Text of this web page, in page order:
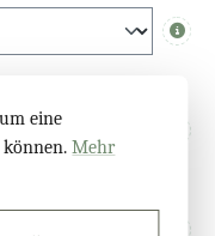
Info
eine
können.Mehr